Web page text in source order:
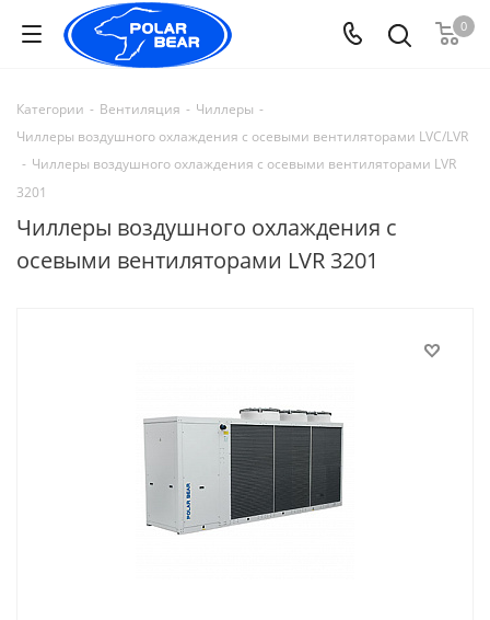
0
Категории - Вентиляция - Чиллеры -
Чиллеры воздушного охлаждения с осевыми вентиляторами LVC/LVR
- Чиллеры воздушного охлаждения с осевыми вентиляторами LVR
3201
Чиллеры воздушного охлаждения с
осевыми вентиляторами LVR 3201